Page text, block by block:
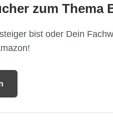
zum Thema
bist oder Dein